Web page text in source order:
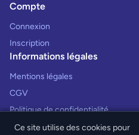
Compte
Connexion
Inscription
Informations légales
Mentions légales
CGV
Politique de confidentialité
Ce site utilise des cookies pour